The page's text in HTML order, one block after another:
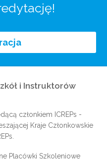
i Instruktorów
członkiem ICREPs -
Kraje Członkowskie
Placówki Szkoleniowe